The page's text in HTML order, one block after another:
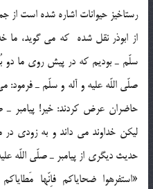
رستاخيز حيوانات اشاره شده است از
از ابوذر نقل شده كه مي گويد، ما
سلّم ـ بوديم كه در پيش روي ما دو
صلّي اللّه عليه و آله و سلّم ـ فرمود:
حاضران عرض كردند: خير! پيامبر ـ
حديث ديگري از پيامبر ـ صلّي اللّه
«استفرهوا ضحاياكم فاِنّها